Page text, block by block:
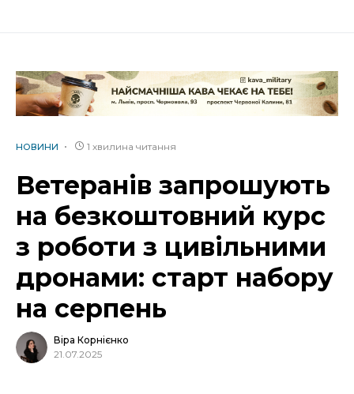
НОВИНИ 1 хвилина читання
Ветеранів запрошують
на безкоштовний курс
з роботи з цивільними
дронами: старт набору
на серпень
Віра Корнієнко
21.07.2025